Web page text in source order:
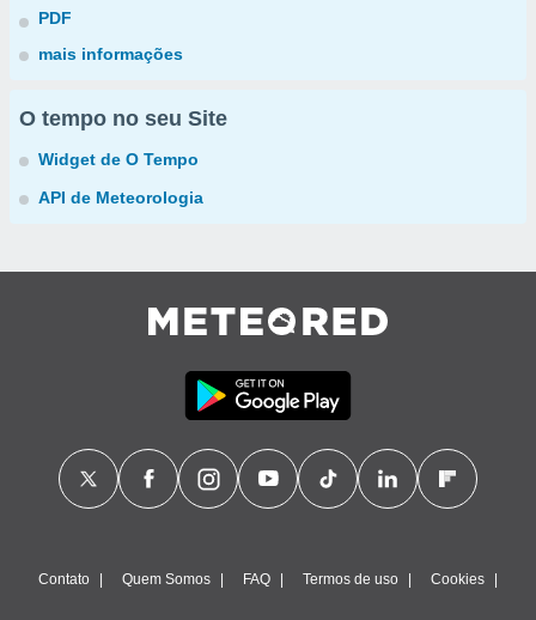
PDF
mais informações
O tempo no seu Site
Widget de O Tempo
API de Meteorologia
Contato Quem Somos FAQ Termos de uso Cookies